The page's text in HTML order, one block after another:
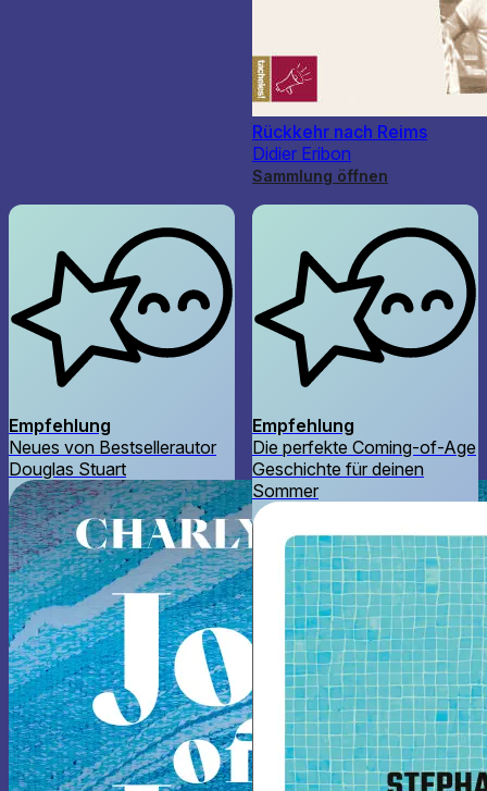
Rückkehr nach Reims
Didier Eribon
Sammlung öffnen
Empfehlung
Neues von Bestsellerautor
Douglas Stuart
Empfehlung
Die perfekte Coming-of-Age
Geschichte für deinen
Sommer